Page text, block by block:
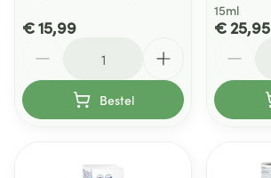
€ 15,99
Bestel
15ml
€ 25,95